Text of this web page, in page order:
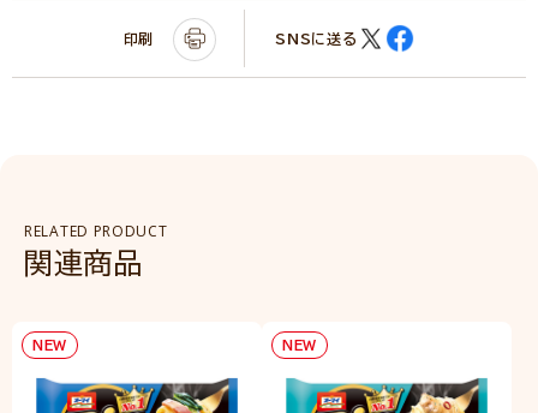
印刷 SNSに送る
RELATED PRODUCT
関連商品
NEW NEW